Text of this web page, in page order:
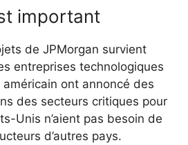
important
de JPMorgan survient
entreprises technologiques
ont annoncé des
des secteurs critiques pour
Unis n’aient pas besoin de
d’autres pays.